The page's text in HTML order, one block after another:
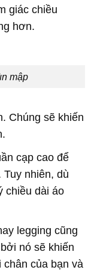
giác chiều
hơn.
mập
Chúng sẽ khiến
cạp cao để
nhiên, dù
chiều dài áo
legging cũng
nó sẽ khiến
của bạn và